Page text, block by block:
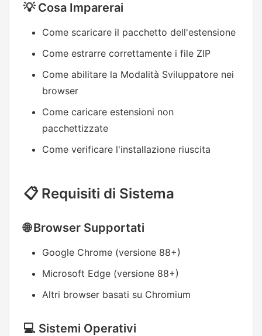
💡 Cosa Imparerai
Come scaricare il pacchetto dell'estensione
Come estrarre correttamente i file ZIP
Come abilitare la Modalità Sviluppatore nei
browser
Come caricare estensioni non
pacchettizzate
Come verificare l'installazione riuscita
📋 Requisiti di Sistema
🌐 Browser Supportati
Google Chrome (versione 88+)
Microsoft Edge (versione 88+)
Altri browser basati su Chromium
💻 Sistemi Operativi